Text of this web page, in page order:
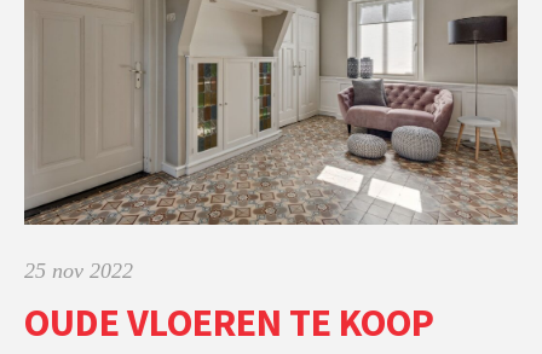
25 nov 2022
OUDE VLOEREN TE KOOP